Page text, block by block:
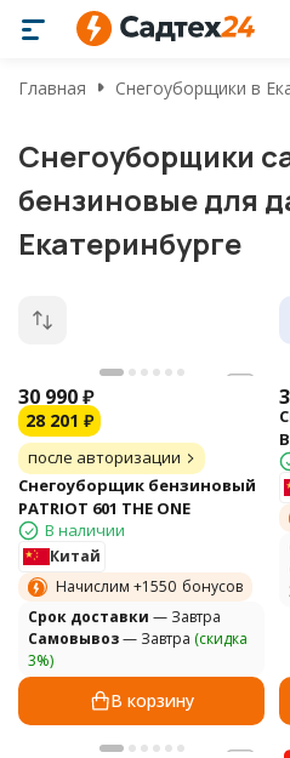
Главная Снегоуборщики в
Cнегоуборщики
бензиновые для
Екатеринбурге
30 990₽
28 201 ₽
после авторизации
Снегоуборщик бензиновый
PATRIOT 601 THE ONE
В наличии
Китай
Начислим +1550 бонусов
Cрок доставки — Завтра
Самовывоз— Завтра (скидка
3%)
В корзину